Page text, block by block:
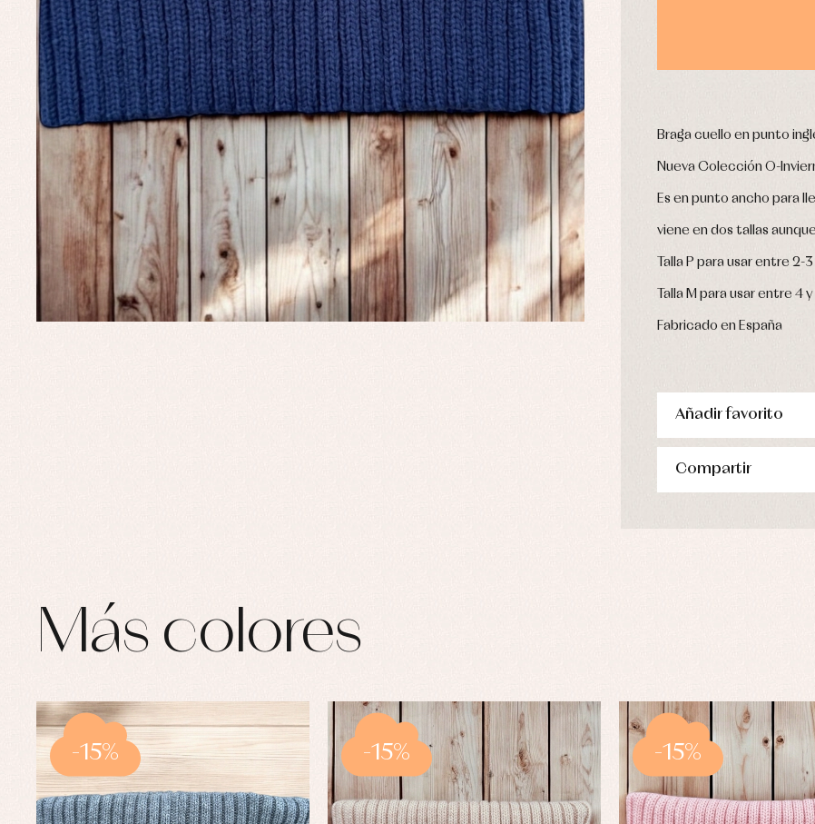
Braga cuello en punto
Nueva Colección O-
Es en punto ancho para
viene en dos tallas
Talla P para usar entre 2-
Talla M para usar entre 4
Fabricado en España
Añadir favorito
Compartir
Más colores
-15% -15% -15%
Faldones de bebé
Peleles y ranitas
Ropa interior, bodys,
pijamas...
Accesorios
Arras y fiesta
Blusas y camisas
Chaquetas y jersey
Conjuntos
Ropa de abrigo
Ropa de baño
Ropa interior
Vestidos
Calcetines
Gorros y capotas
Leotardos
Puericultura